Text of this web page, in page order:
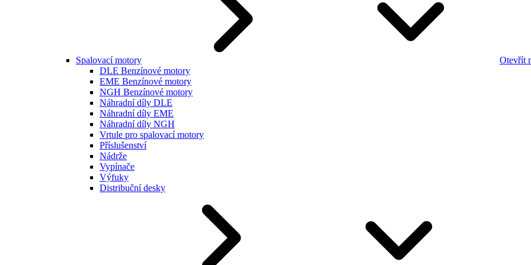
Spalovací motory
Otevřít
DLE Benzínové motory
EME Benzínové motory
NGH Benzínové motory
Náhradní díly DLE
Náhradní díly EME
Náhradní díly NGH
Vrtule pro spalovací motory
Příslušenství
Nádrže
Vypínače
Výfuky
Distribuční desky